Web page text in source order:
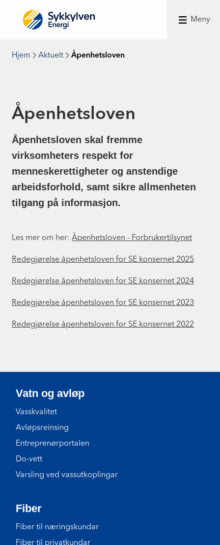
Meny
Hjem Aktuelt Åpenhetsloven
Åpenhetsloven
Åpenhetsloven skal fremme
virksomheters respekt for
menneskerettigheter og anstendige
arbeidsforhold, samt sikre allmenheten
tilgang på informasjon.
Les mer om her: Åpenhetsloven - Forbrukertilsynet
Redegjørelse åpenhetsloven for SE konsernet 2025
Redegjørelse åpenhetsloven for SE konsernet 2024
Redegjørelse åpenhetsloven for SE konsernet 2023
Redegjørelse åpenhetsloven for SE konsernet 2022
Vatn og avløp
Vasskvalitet
Avløpsreinsing
Entreprenørportalen
Do-vett
Varsling ved vassutkoplingar
Fiber
Fiber til næringskundar
Fiber til privatkundar